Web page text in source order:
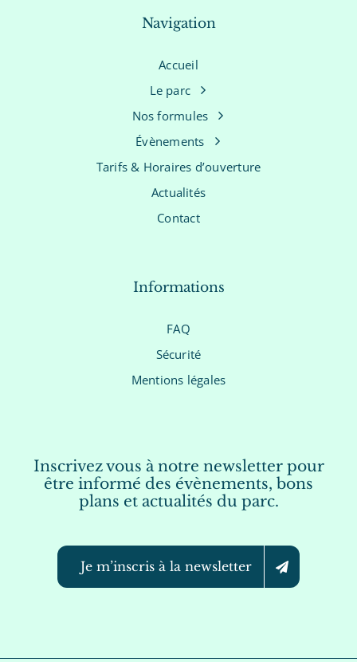
Navigation
Accueil
Le parc
Nos formules
Évènements
Tarifs & Horaires d’ouverture
Actualités
Contact
Informations
FAQ
Sécurité
Mentions légales
Inscrivez vous à notre newsletter pour
être informé des évènements, bons
plans et actualités du parc.
Je m’inscris à la newsletter